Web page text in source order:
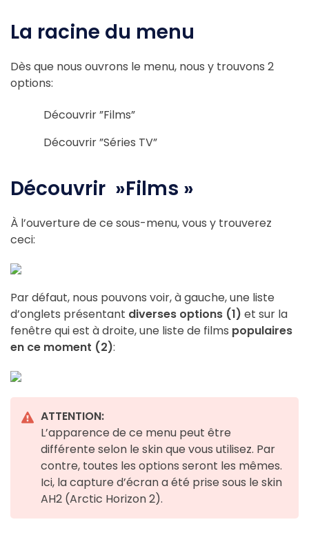
La racine du menu
Dès que nous ouvrons le menu, nous y trouvons 2
options:
Découvrir ”Films”
Découvrir ”Séries TV”
Découvrir »Films »
À l’ouverture de ce sous-menu, vous y trouverez
ceci:
Par défaut, nous pouvons voir, à gauche, une liste
d’onglets présentant diverses options (1) et sur la
fenêtre qui est à droite, une liste de films populaires
en ce moment (2):
ATTENTION:
L’apparence de ce menu peut être
différente selon le skin que vous utilisez. Par
contre, toutes les options seront les mêmes.
Ici, la capture d’écran a été prise sous le skin
AH2 (Arctic Horizon 2).